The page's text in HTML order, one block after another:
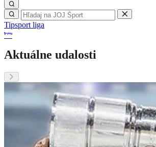
Tipsport liga
Aktuálne udalosti